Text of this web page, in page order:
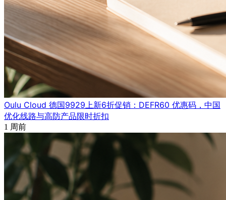
Oulu Cloud 德国9929上新6折促销：DEFR60 优惠码，中国
优化线路与高防产品限时折扣
1 周前